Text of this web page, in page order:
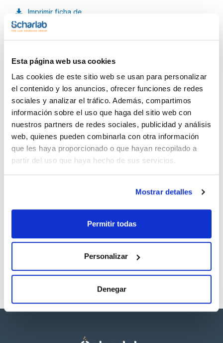
Esta página web usa cookies
Las cookies de este sitio web se usan para personalizar
el contenido y los anuncios, ofrecer funciones de redes
sociales y analizar el tráfico. Además, compartimos
información sobre el uso que haga del sitio web con
nuestros partners de redes sociales, publicidad y análisis
web, quienes pueden combinarla con otra información
que les haya proporcionado o que hayan recopilado a
partir del uso que haya hecho de sus servicios.
Mostrar detalles
Permitir todas
Personalizar
Denegar
Imprimir ficha de
producto
Características
Adecuadas para el trasvase de ácidos, bases y detergentes.
Con tubo de descarga rígido. No incluye adaptador a bidón.
Ver más
Documentación técnica
TDS / Ficha técnica
Regístrate para
descargas
COA
Regístrate para
descargas
SDS/ Hoja de seguridad
productos marca Scharlau habitualmente en stock,